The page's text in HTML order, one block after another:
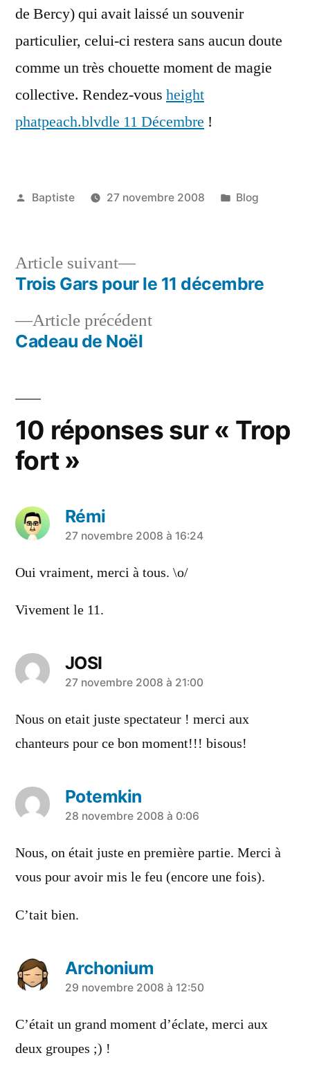
de Bercy) qui avait laissé un souvenir
particulier, celui-ci restera sans aucun doute
comme un très chouette moment de magie
collective. Rendez-vous height
phatpeach.blvdle 11 Décembre !
Publié
Baptiste 27 novembre 2008
Publié
Blog
Navigation
deArticle précédentArticle
Cadeau de Noël
Article suivant
Article
suivant :
Trois Gars pour le 11 décembre
10 réponses sur « Trop
fort »
Rémi
a
dit :
27 novembre 2008 à 16:24
Oui vraiment, merci à tous. \o/
Vivement le 11.
JOSI
a
dit :
27 novembre 2008 à 21:00
Nous on etait juste spectateur ! merci aux
chanteurs pour ce bon moment!!! bisous!
Potemkin
a
dit :
28 novembre 2008 à 0:06
Nous, on était juste en première partie. Merci à
vous pour avoir mis le feu (encore une fois).
C’tait bien.
Archonium
a
dit :
29 novembre 2008 à 12:50
C’était un grand moment d’éclate, merci aux
deux groupes ;) !